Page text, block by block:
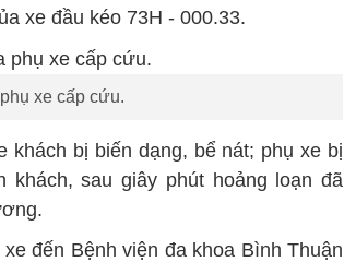
xe đầu kéo 73H - 000.33.
xe cấp cứu.
khách bị biến dạng, bể nát; phụ xe bị
sau giây phút hoảng loạn đã
đến Bệnh viện đa khoa Bình Thuận